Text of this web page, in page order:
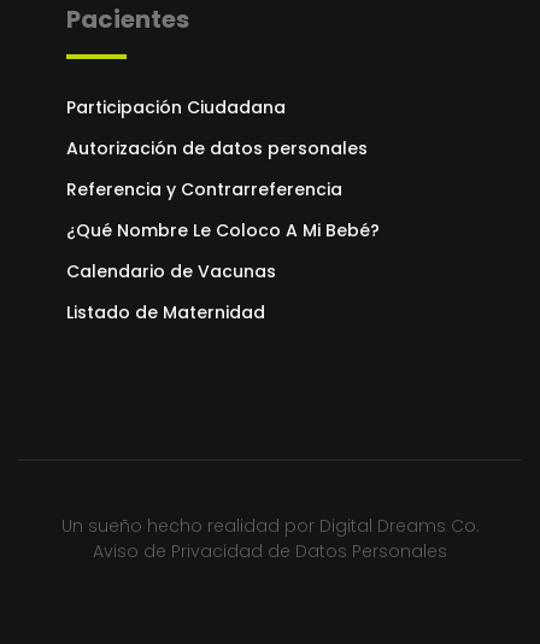
Pacientes
Participación Ciudadana
Autorización de datos personales
Referencia y Contrarreferencia
¿Qué Nombre Le Coloco A Mi Bebé?
Calendario de Vacunas
Listado de Maternidad
Un sueño hecho realidad por Digital Dreams Co.
Aviso de Privacidad de Datos Personales